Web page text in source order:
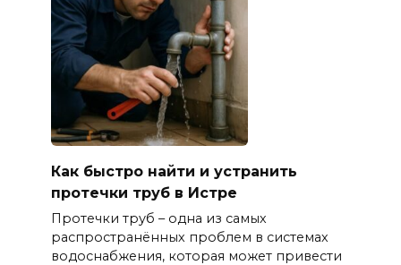
Как быстро найти и устранить
протечки труб в Истре
Протечки труб – одна из самых
распространённых проблем в системах
водоснабжения, которая может привести